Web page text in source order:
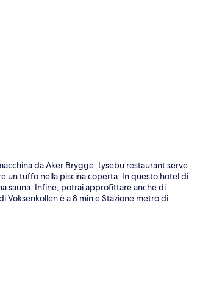
Servizio di
da Aker Brygge. Lysebu restaurant serve
un tuffo nella piscina coperta. In questo hotel di
sauna. Infine, potrai approfittare anche di
è a 8 min e Stazione metro di